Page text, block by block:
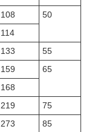
108
50
114
133
55
159
65
168
219
75
273 85